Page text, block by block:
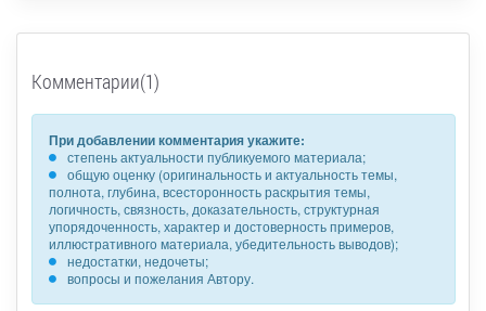
Комментарии(1)
При добавлении комментария укажите:
степень актуальности публикуемого материала;
общую оценку (оригинальность и актуальность темы,
полнота, глубина, всесторонность раскрытия темы,
логичность, связность, доказательность, структурная
упорядоченность, характер и достоверность примеров,
иллюстративного материала, убедительность выводов);
недостатки, недочеты;
вопросы и пожелания Автору.